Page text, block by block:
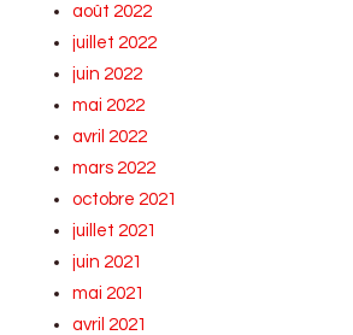
août 2022
juillet 2022
juin 2022
mai 2022
avril 2022
mars 2022
octobre 2021
juillet 2021
juin 2021
mai 2021
avril 2021